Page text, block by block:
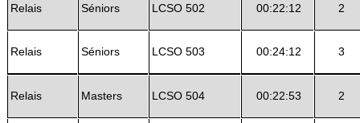
Relais Séniors LCSO 502 00:22:12 2
Relais Séniors LCSO 503 00:24:12 3
Relais Masters LCSO 504 00:22:53 2